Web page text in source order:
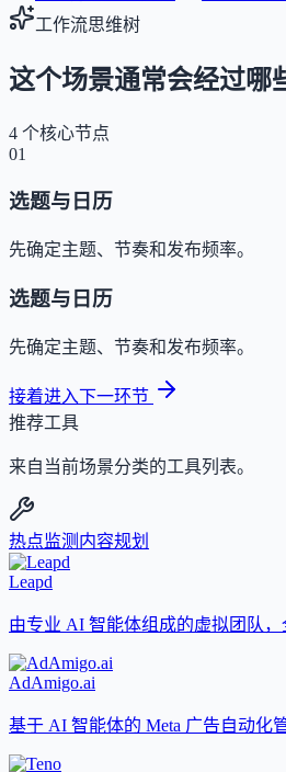
工作流思维树
这个场景通常会经过哪
4 个核心节点
01
选题与日历
先确定主题、节奏和发布频率。
选题与日历
先确定主题、节奏和发布频率。
接着进入下一环节
推荐工具
来自当前场景分类的工具列表。
热点监测 内容规划
Leapd
由专业 AI 智能体组成的虚拟团队
AdAmigo.ai
基于 AI 智能体的 Meta 广告自动化